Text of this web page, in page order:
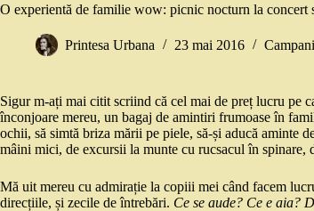
O experientă de familie wow: picnic nocturn la concert
Printesa Urbana 23 mai 2016
Sigur m-ați mai citit scriind că cel mai de preț lucru pe
înconjoare mereu, un bagaj de amintiri frumoase în
ochii, să simtă briza mării pe piele, să-și aducă aminte
mâini mici, de excursii la munte cu rucsacul în spinare,
Mă uit mereu cu admirație la copiii mei când facem
direcțiile, și zecile de întrebări. Ce se aude? Ce e aia?